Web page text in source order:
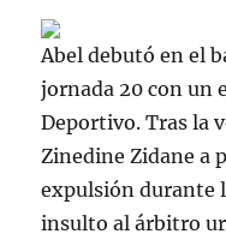
Abel debutó en el
jornada 20 con un
Deportivo. Tras la
Zinedine Zidane a
expulsión durante
insulto al árbitro